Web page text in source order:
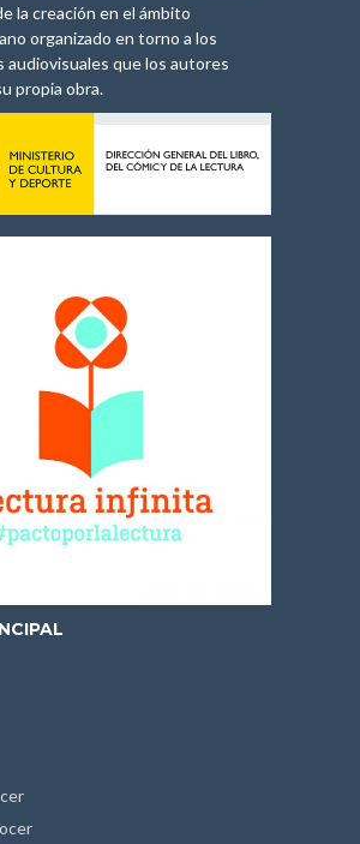
la creación en el ámbito
organizado en torno a los
audiovisuales que los autores
propia obra.